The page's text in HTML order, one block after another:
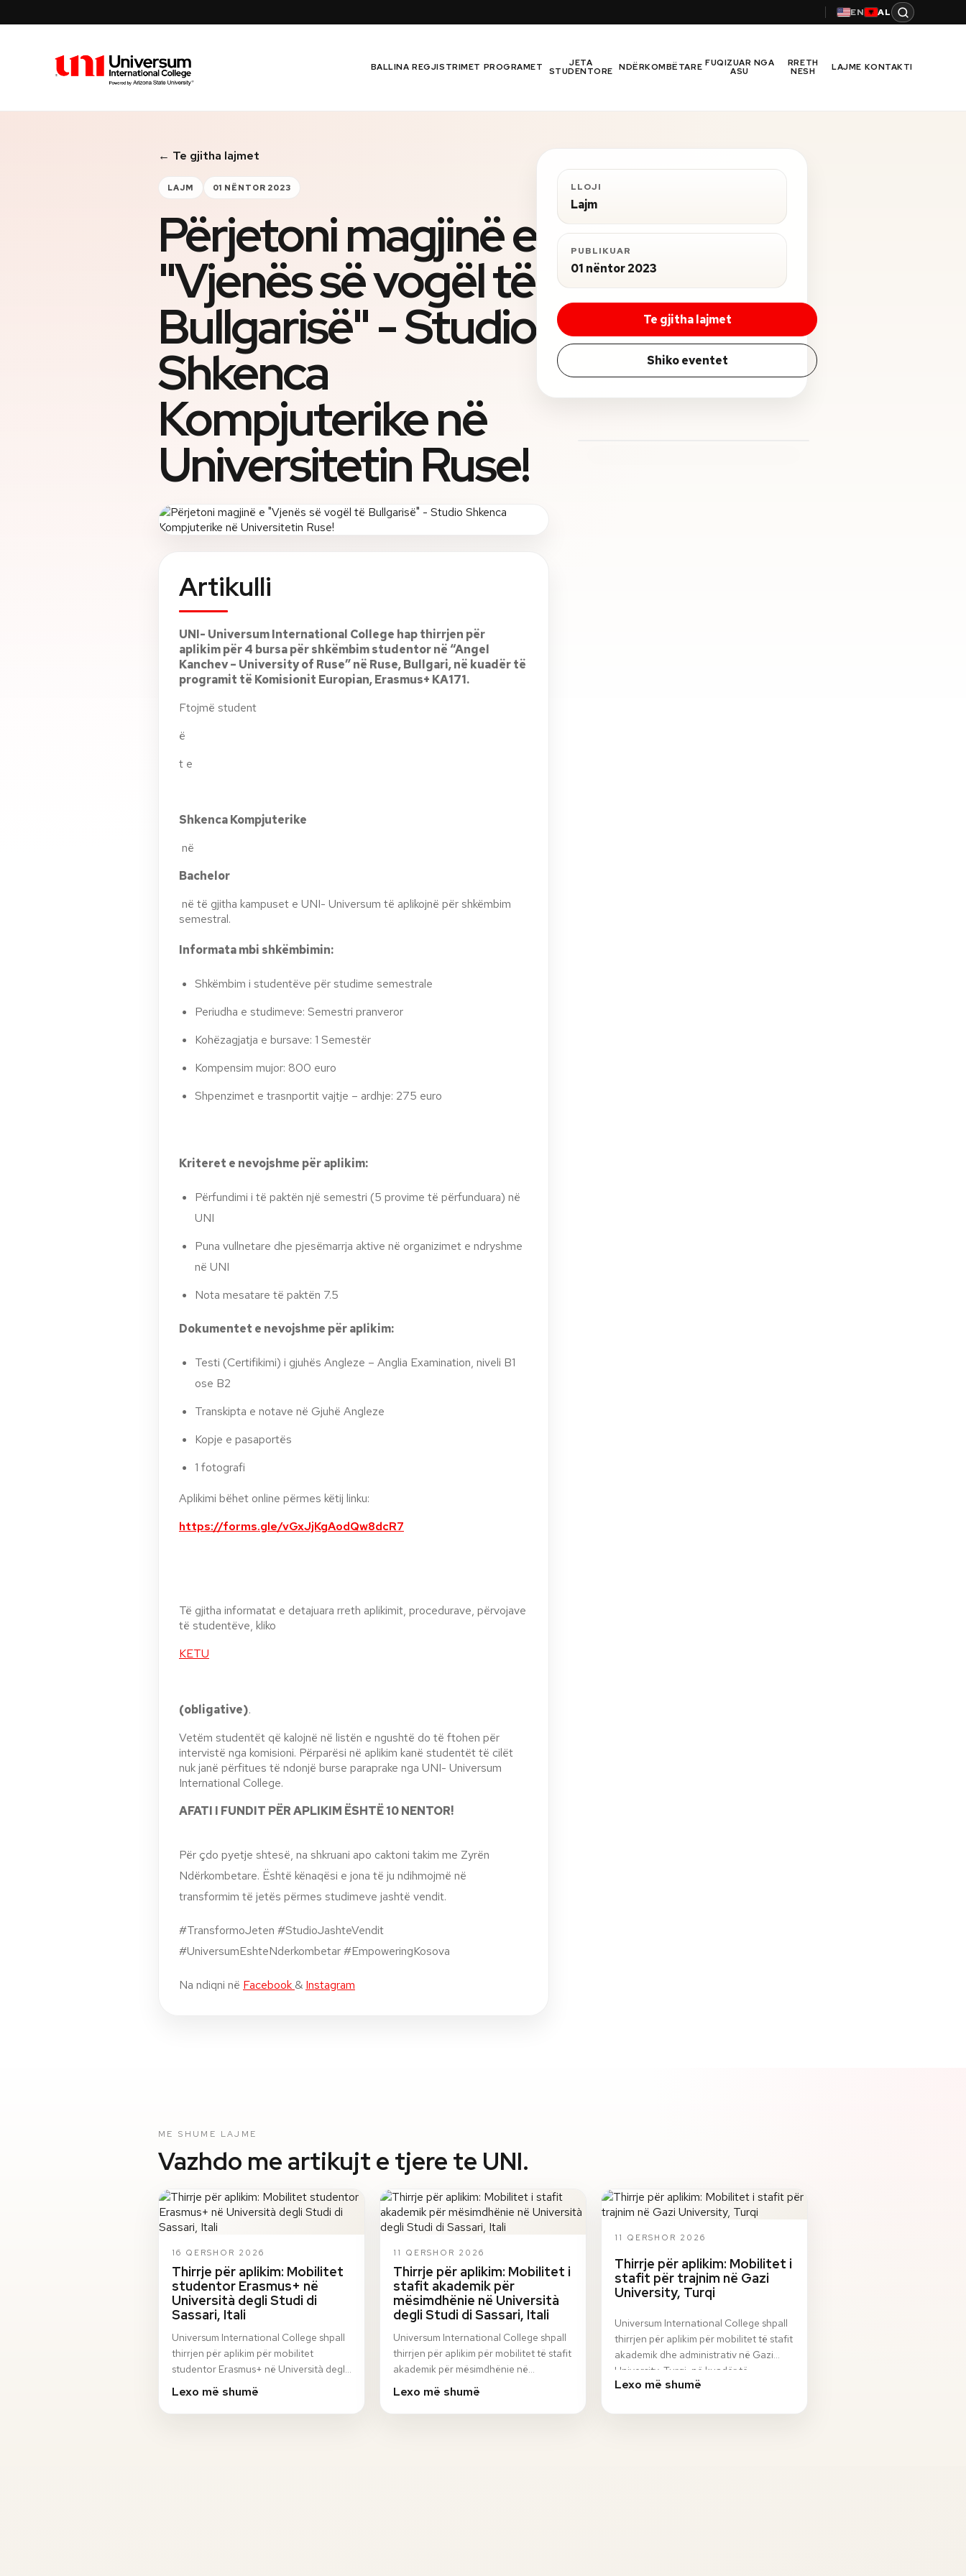
EN AL
Universum University BALLINA REGJISTRIMET PROGRAMET JETA
STUDENTORE NDËRKOMBËTARE FUQIZUAR NGA
ASU
RRETH
NESH LAJME KONTAKTI
← Te gjitha lajmet
LAJM 01 NËNTOR 2023
Përjetoni magjinë e
"Vjenës së vogël të
Bullgarisë" - Studio
Shkenca
Kompjuterike në
Universitetin Ruse!
Artikulli
UNI- Universum International College hap thirrjen për
aplikim për 4 bursa për shkëmbim studentor në “Angel
Kanchev – University of Ruse”në Ruse, Bullgari, në kuadër të
programit të Komisionit Europian, Erasmus+ KA171.
Ftojmë student
ë
t e
Shkenca Kompjuterike
në
Bachelor
në të gjitha kampuset e UNI- Universum të aplikojnë për shkëmbim
semestral.
Informata mbi shkëmbimin:
Shkëmbim i studentëve për studime semestrale
Periudha e studimeve: Semestri pranveror
Kohëzagjatja e bursave: 1 Semestër
Kompensim mujor: 800 euro
Shpenzimet e trasnportit vajtje – ardhje: 275 euro
Kriteret e nevojshme për aplikim:
Përfundimi i të paktën një semestri (5 provime të përfunduara) në
UNI
Puna vullnetare dhe pjesëmarrja aktive në organizimet e ndryshme
në UNI
Nota mesatare të paktën 7.5
Dokumentet e nevojshme për aplikim:
Testi (Certifikimi) i gjuhës Angleze – Anglia Examination, niveli B1
ose B2
Transkipta e notave në Gjuhë Angleze
Kopje e pasaportës
1 fotografi
Aplikimi bëhet online përmes këtij linku:
https://forms.gle/vGxJjKgAodQw8dcR7
Të gjitha informatat e detajuara rreth aplikimit, procedurave, përvojave
të studentëve, kliko
KETU
(obligative).
Vetëm studentët që kalojnë në listën e ngushtë do të ftohen për
intervistë nga komisioni. Përparësi në aplikim kanë studentët të cilët
nuk janë përfitues të ndonjë burse paraprake nga UNI- Universum
International College.
AFATI I FUNDIT PËR APLIKIM ËSHTË 10 NENTOR!
Për çdo pyetje shtesë, na shkruani apo caktoni takim me Zyrën
Ndërkombetare. Është kënaqësi e jona të ju ndihmojmë në
transformim të jetës përmes studimeve jashtë vendit.
#TransformoJeten #StudioJashteVendit
#UniversumEshteNderkombetar #EmpoweringKosova
Na ndiqni në Facebook & Instagram
LLOJI
Lajm
PUBLIKUAR
01 nëntor 2023
Te gjitha lajmet
Shiko eventet
ME SHUME LAJME
Vazhdo me artikujt e tjere te UNI.
16 QERSHOR 2026
Thirrje për aplikim: Mobilitet
studentor Erasmus+ në
Università degli Studi di
Sassari, Itali
Universum International College shpall
thirrjen për aplikim për mobilitet
studentor Erasmus+ në Università degli
Studi di Sassari, Itali, për semestrin
Lexo më shumë
11 QERSHOR 2026
Thirrje për aplikim: Mobilitet i
stafit akademik për
mësimdhënie në Università
degli Studi di Sassari, Itali
Universum International College shpall
thirrjen për aplikim për mobilitet të stafit
akademik për mësimdhënie në
Università degli Studi di Sassari, Itali, në
Lexo më shumë
11 QERSHOR 2026
Thirrje për aplikim: Mobilitet i
stafit për trajnim në Gazi
University, Turqi
Universum International College shpall
thirrjen për aplikim për mobilitet të stafit
akademik dhe administrativ në Gazi
University, Turqi, në kuadër të
programi…
Lexo më shumë